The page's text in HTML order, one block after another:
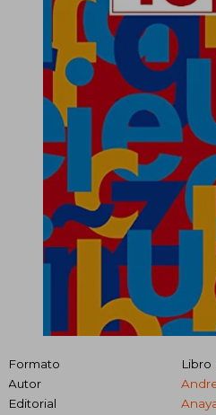
Formato
Libro
Autor
Editorial